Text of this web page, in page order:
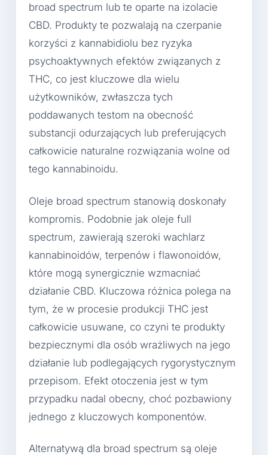
broad spectrum lub te oparte na izolacie
CBD. Produkty te pozwalają na czerpanie
korzyści z kannabidiolu bez ryzyka
psychoaktywnych efektów związanych z
THC, co jest kluczowe dla wielu
użytkowników, zwłaszcza tych
poddawanych testom na obecność
substancji odurzających lub preferujących
całkowicie naturalne rozwiązania wolne od
tego kannabinoidu.
Oleje broad spectrum stanowią doskonały
kompromis. Podobnie jak oleje full
spectrum, zawierają szeroki wachlarz
kannabinoidów, terpenów i flawonoidów,
które mogą synergicznie wzmacniać
działanie CBD. Kluczowa różnica polega na
tym, że w procesie produkcji THC jest
całkowicie usuwane, co czyni te produkty
bezpiecznymi dla osób wrażliwych na jego
działanie lub podlegających rygorystycznym
przepisom. Efekt otoczenia jest w tym
przypadku nadal obecny, choć pozbawiony
jednego z kluczowych komponentów.
Alternatywą dla broad spectrum są oleje